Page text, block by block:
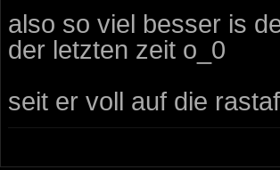
also so viel besser is
der letzten zeit o_0
seit er voll auf die